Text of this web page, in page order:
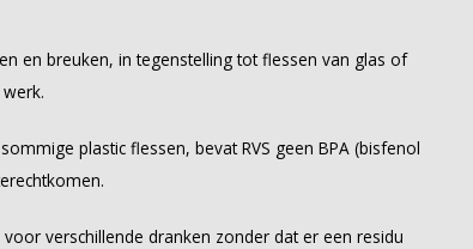
en breuken, in tegenstelling tot flessen van glas of
plastic flessen, bevat RVS geen BPA (bisfenol
verschillende dranken zonder dat er een residu